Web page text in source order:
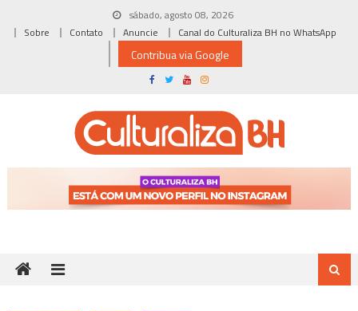
sábado, agosto 08, 2026
Sobre
Contato Anuncie Canal do Culturaliza BH no WhatsApp
Contribua via Google